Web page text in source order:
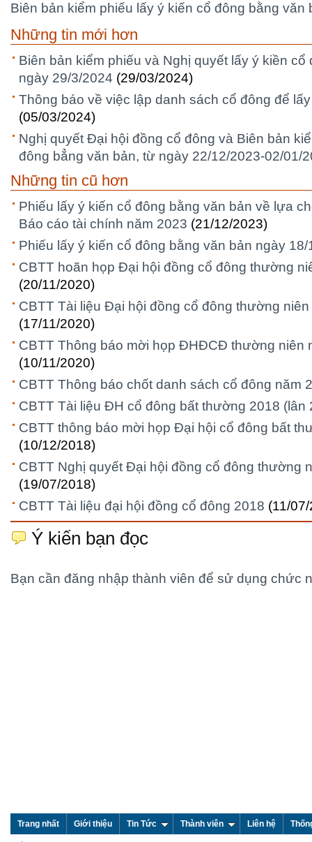
Biên bản kiểm phiếu lấy ý kiến cổ đông bằng văn
Những tin mới hơn
Biên bản kiểm phiếu và Nghị quyết lấy ý kiền
ngày 29/3/2024 (29/03/2024)
Thông báo về việc lập danh sách cổ đông để
(05/03/2024)
Nghị quyết Đại hội đồng cổ đông và Biên bản
đông bẳng văn bản, từ ngày 22/12/2023-02/01/
Những tin cũ hơn
Phiếu lấy ý kiến cổ đông bằng văn bản về lựa
Báo cáo tài chính năm 2023 (21/12/2023)
Phiếu lấy ý kiến cổ đông bằng văn bản ngày 18/
CBTT hoãn họp Đại hội đồng cổ đông thường
(20/11/2020)
CBTT Tài liệu Đại hội đồng cổ đông thường
(17/11/2020)
CBTT Thông báo mời họp ĐHĐCĐ thường niên
(10/11/2020)
CBTT Thông báo chốt danh sách cổ đông năm
CBTT Tài liệu ĐH cổ đông bất thường 2018 (lân
CBTT thông báo mời họp Đại hội cổ đông bất
(10/12/2018)
CBTT Nghị quyết Đại hội đồng cổ đông thường
(19/07/2018)
CBTT Tài liệu đại hội đồng cổ đông 2018 (11/
Ý kiến bạn đọc
Bạn cần đăng nhập thành viên để sử dụng chức
Trang nhất Giới thiệu Tin Tức Thành viên Liên hệ